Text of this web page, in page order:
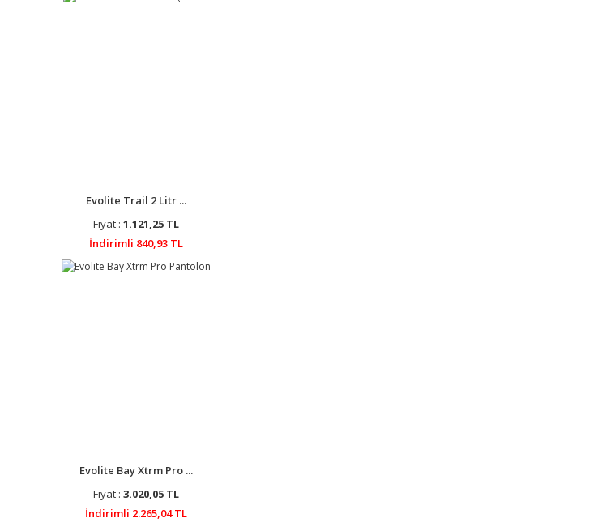
Evolite Trail 2 Litr ...
Fiyat : 1.121,25 TL
İndirimli 840,93 TL
Evolite Bay Xtrm Pro ...
Fiyat : 3.020,05 TL
İndirimli 2.265,04 TL